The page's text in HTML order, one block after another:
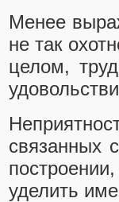
Менее
не так
целом,
связанных
уделить